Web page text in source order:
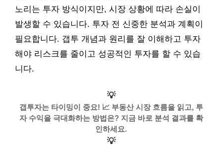
노리는 투자 방식이지만, 시장 상황에 따라 손실이
발생할 수 있습니다. 투자 전 신중한 분석과 계획이
필요합니다. 갭투 개념과 원리를 잘 이해하고 투자
해야 리스크를 줄이고 성공적인 투자를 할 수 있습
니다.
💡
갭투자는 타이밍이 중요! 📈 부동산 시장 흐름을 읽고, 투
자 수익을 극대화하는 방법은? 지금 바로 분석 결과를 확
인하세요.
💡